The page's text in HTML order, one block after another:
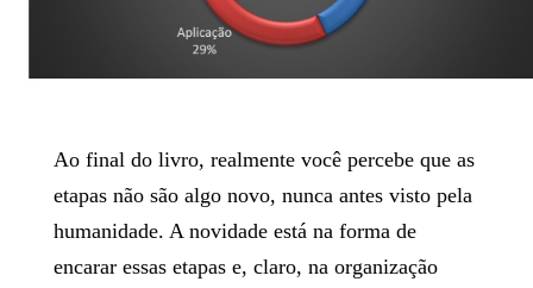
Ao final do livro, realmente você percebe que as
etapas não são algo novo, nunca antes visto pela
humanidade. A novidade está na forma de
encarar essas etapas e, claro, na organização